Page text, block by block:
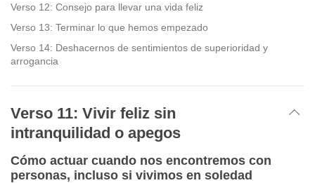
Verso 12: Consejo para llevar una vida feliz
Verso 13: Terminar lo que hemos empezado
Verso 14: Deshacernos de sentimientos de superioridad y
arrogancia
Verso 11: Vivir feliz sin
intranquilidad o apegos
Cómo actuar cuando nos encontremos con
personas, incluso si vivimos en soledad